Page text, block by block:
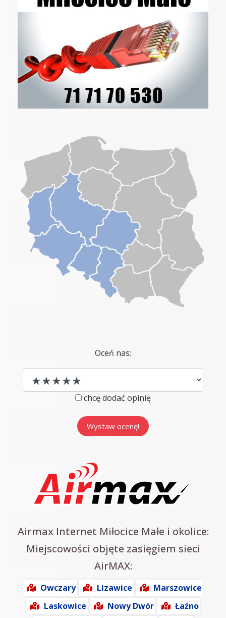
Oceń nas:
chcę dodać opinię
Airmax Internet Miłocice Małe i okolice:
Miejscowości objęte zasięgiem sieci
AirMAX:
Owczary Lizawice
Marszowice
Laskowice
Nowy Dwór
Łaźno